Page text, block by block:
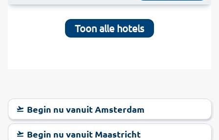
Toon alle hotels
Begin nu vanuit Amsterdam
Begin nu vanuit Maastricht